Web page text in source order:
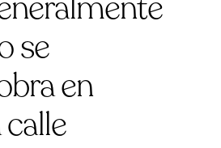
se
en
calle